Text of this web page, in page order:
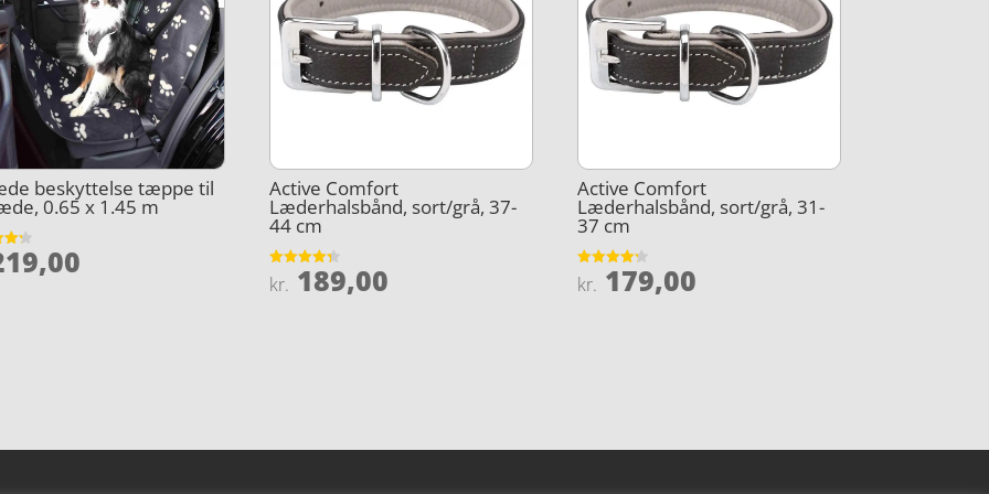
beskyttelse tæppe til
0.65 x 1.45 m
Active Comfort
Læderhalsbånd, sort/grå, 37-
44 cm
Vurderet
4.3
kr. 189,00
Active Comfort
Læderhalsbånd, sort/grå, 31-
37 cm
Vurderet
4.2
kr. 179,00